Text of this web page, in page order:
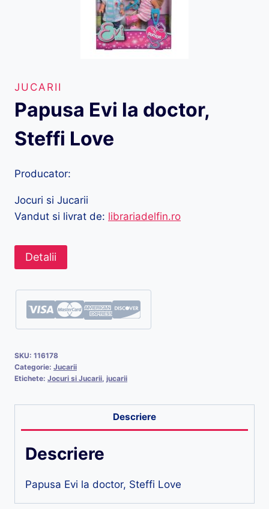
JUCARII
Papusa Evi la doctor,
Steffi Love
Producator:
Jocuri si Jucarii
Vandut si livrat de: librariadelfin.ro
Detalii
SKU: 116178
Categorie: Jucarii
Etichete: Jocuri si Jucarii, jucarii
Descriere
Descriere
Papusa Evi la doctor, Steffi Love